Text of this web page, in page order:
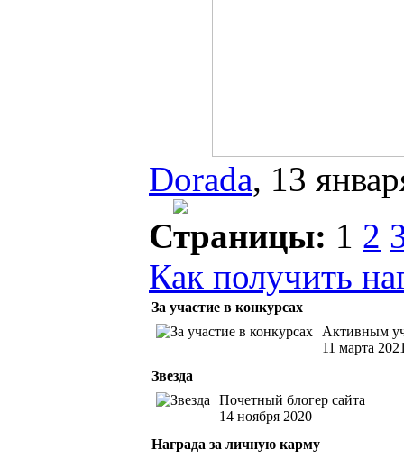
Dorada, 13
Страницы: 1 2
Как получить
За участие в конкурсах
Активным
11 марта
Звезда
Почетный блогер сайта
14 ноября 2020
Награда за личную карму